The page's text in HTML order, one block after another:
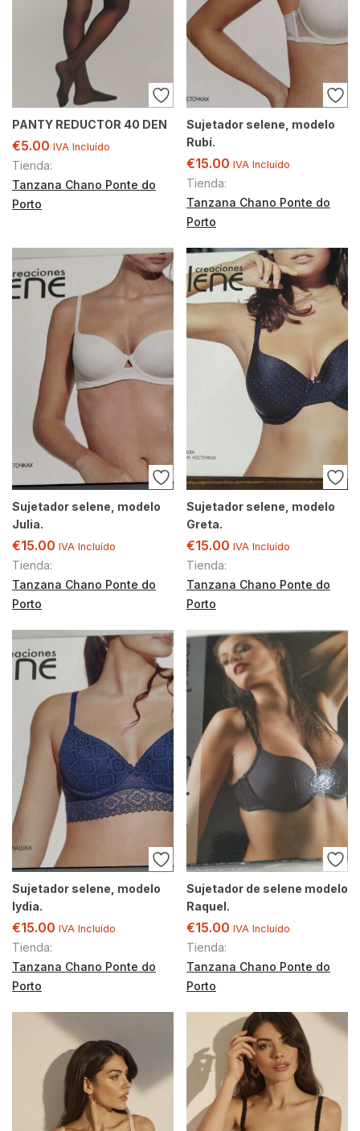
PANTY REDUCTOR 40 DEN
€5.00 IVA Incluído
Tienda:
Tanzana Chano Ponte do
Porto
Sujetador selene, modelo
Rubí.
€15.00 IVA Incluído
Tienda:
Tanzana Chano Ponte do
Porto
Sujetador selene, modelo
Julia.
€15.00 IVA Incluído
Tienda:
Tanzana Chano Ponte do
Porto
Sujetador selene, modelo
Greta.
€15.00 IVA Incluído
Tienda:
Tanzana Chano Ponte do
Porto
Sujetador selene, modelo
lydia.
€15.00 IVA Incluído
Tienda:
Tanzana Chano Ponte do
Porto
Sujetador de selene modelo
Raquel.
€15.00 IVA Incluído
Tienda:
Tanzana Chano Ponte do
Porto